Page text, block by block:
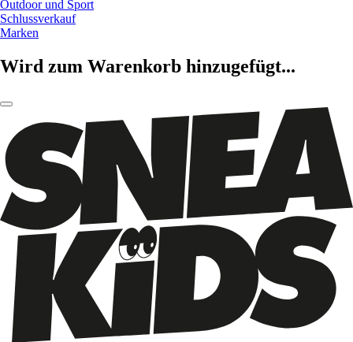
Outdoor und Sport
Schlussverkauf
Marken
Wird zum Warenkorb hinzugefügt...